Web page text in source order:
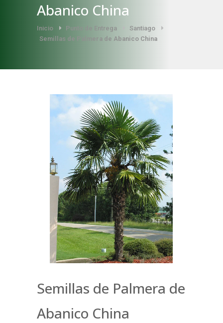
Abanico China
Inicio Punto de Entrega
Santiago
Semillas de Palmera de Abanico China
Semillas de Palmera de
Abanico China